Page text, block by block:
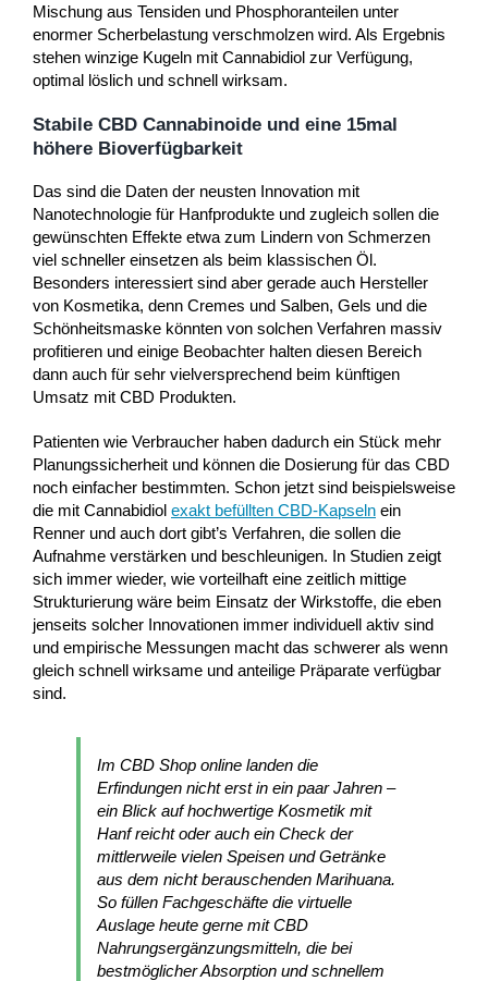
Mischung aus Tensiden und Phosphoranteilen unter
enormer Scherbelastung verschmolzen wird. Als Ergebnis
stehen winzige Kugeln mit Cannabidiol zur Verfügung,
optimal löslich und schnell wirksam.
Stabile CBD Cannabinoide und eine 15mal
höhere Bioverfügbarkeit
Das sind die Daten der neusten Innovation mit
Nanotechnologie für Hanfprodukte und zugleich sollen die
gewünschten Effekte etwa zum Lindern von Schmerzen
viel schneller einsetzen als beim klassischen Öl.
Besonders interessiert sind aber gerade auch Hersteller
von Kosmetika, denn Cremes und Salben, Gels und die
Schönheitsmaske könnten von solchen Verfahren massiv
profitieren und einige Beobachter halten diesen Bereich
dann auch für sehr vielversprechend beim künftigen
Umsatz mit CBD Produkten.
Patienten wie Verbraucher haben dadurch ein Stück mehr
Planungssicherheit und können die Dosierung für das CBD
noch einfacher bestimmten. Schon jetzt sind beispielsweise
die mit Cannabidiol exakt befüllten CBD-Kapseln ein
Renner und auch dort gibt’s Verfahren, die sollen die
Aufnahme verstärken und beschleunigen. In Studien zeigt
sich immer wieder, wie vorteilhaft eine zeitlich mittige
Strukturierung wäre beim Einsatz der Wirkstoffe, die eben
jenseits solcher Innovationen immer individuell aktiv sind
und empirische Messungen macht das schwerer als wenn
gleich schnell wirksame und anteilige Präparate verfügbar
sind.
Im CBD Shop online landen die
Erfindungen nicht erst in ein paar Jahren –
ein Blick auf hochwertige Kosmetik mit
Hanf reicht oder auch ein Check der
mittlerweile vielen Speisen und Getränke
aus dem nicht berauschenden Marihuana.
So füllen Fachgeschäfte die virtuelle
Auslage heute gerne mit CBD
Nahrungsergänzungsmitteln, die bei
bestmöglicher Absorption und schnellem